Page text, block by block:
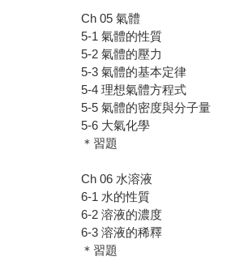
Ch 05 氣體
5-1 氣體的性質
5-2 氣體的壓力
5-3 氣體的基本定律
5-4 理想氣體方程式
5-5 氣體的密度與分子量
5-6 大氣化學
＊習題
Ch 06 水溶液
6-1 水的性質
6-2 溶液的濃度
6-3 溶液的稀釋
＊習題